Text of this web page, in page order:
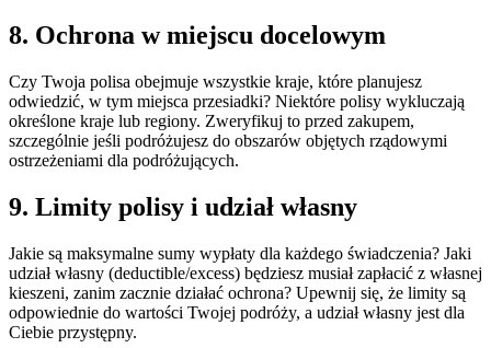
8. Ochrona w miejscu docelowym
Czy Twoja polisa obejmuje wszystkie kraje, które planujesz
odwiedzić, w tym miejsca przesiadki? Niektóre polisy wykluczają
określone kraje lub regiony. Zweryfikuj to przed zakupem,
szczególnie jeśli podróżujesz do obszarów objętych rządowymi
ostrzeżeniami dla podróżujących.
9. Limity polisy i udział własny
Jakie są maksymalne sumy wypłaty dla każdego świadczenia? Jaki
udział własny (deductible/excess) będziesz musiał zapłacić z własnej
kieszeni, zanim zacznie działać ochrona? Upewnij się, że limity są
odpowiednie do wartości Twojej podróży, a udział własny jest dla
Ciebie przystępny.